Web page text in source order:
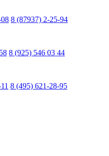
8 (87937) 2-25-94
8 (925) 546 03 44
8 (495) 621-28-95